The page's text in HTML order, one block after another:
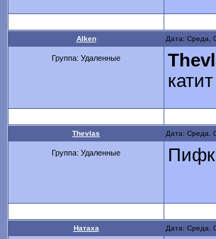
Alken Дата: Среда,
Группа: Удаленные
Thevlas Дата: Среда,
Группа: Удаленные
Натаха Дата: Среда,